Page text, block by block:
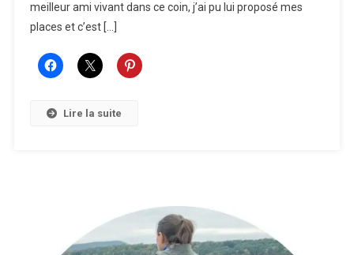
meilleur ami vivant dans ce coin, j’ai pu lui proposé mes
places et c’est […]
Lire la suite